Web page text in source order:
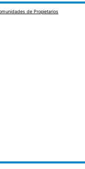
de Propietarios